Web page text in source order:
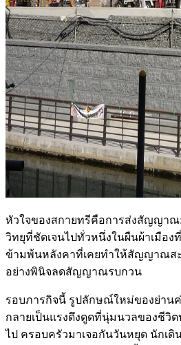
หัวใจของสกายทรีคือการส่งสัญญา
วิทยุที่ชัดเจนไปทั่วหนึ่งในผืนผ้าเมือ
ข้ามพ้นหลังคาที่เคยทำให้สัญญาณสะ
อย่างพินิจลดสัญญาณรบกวน
รอบภารกิจนี้ รูปลักษณ์ใหม่ของย่านค่
กลายเป็นแรงดึงดูดที่นุ่มนวลของชีวิ
ไป ครอบครัวมาเจอกันวันหยุด นักเดิ